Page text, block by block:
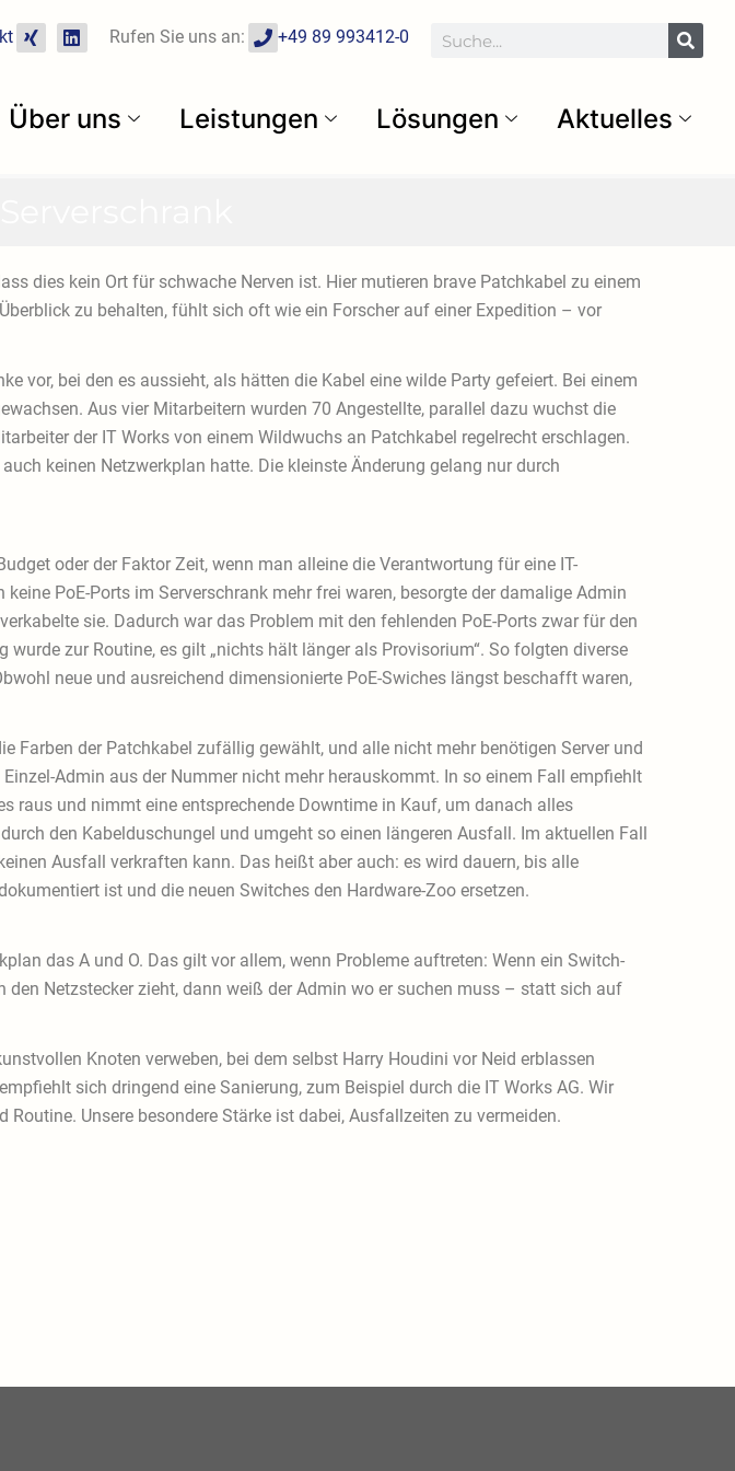
X
i
L
i
d
Rufen Sie uns an:
P
h
+49 89 993412-0 Suche
Über uns Leistungen Lösungen Aktuelles
dies kein Ort für schwache Nerven ist. Hier mutieren brave Patchkabel zu einem
zu behalten, fühlt sich oft wie ein Forscher auf einer Expedition – vor
vor, bei den es aussieht, als hätten die Kabel eine wilde Party gefeiert. Bei einem
Aus vier Mitarbeitern wurden 70 Angestellte, parallel dazu wuchst die
der IT Works von einem Wildwuchs an Patchkabel regelrecht erschlagen.
keinen Netzwerkplan hatte. Die kleinste Änderung gelang nur durch
oder der Faktor Zeit, wenn man alleine die Verantwortung für eine IT-
PoE-Ports im Serverschrank mehr frei waren, besorgte der damalige Admin
sie. Dadurch war das Problem mit den fehlenden PoE-Ports zwar für den
zur Routine, es gilt „nichts hält länger als Provisorium“. So folgten diverse
neue und ausreichend dimensionierte PoE-Swiches längst beschafft waren,
Farben der Patchkabel zufällig gewählt, und alle nicht mehr benötigen Server und
Admin aus der Nummer nicht mehr herauskommt. In so einem Fall empfiehlt
raus und nimmt eine entsprechende Downtime in Kauf, um danach alles
den Kabelduschungel und umgeht so einen längeren Ausfall. Im aktuellen Fall
Ausfall verkraften kann. Das heißt aber auch: es wird dauern, bis alle
ist und die neuen Switches den Hardware-Zoo ersetzen.
das A und O. Das gilt vor allem, wenn Probleme auftreten: Wenn ein Switch-
Netzstecker zieht, dann weiß der Admin wo er suchen muss – statt sich auf
Knoten verweben, bei dem selbst Harry Houdini vor Neid erblassen
sich dringend eine Sanierung, zum Beispiel durch die IT Works AG. Wir
Unsere besondere Stärke ist dabei, Ausfallzeiten zu vermeiden.